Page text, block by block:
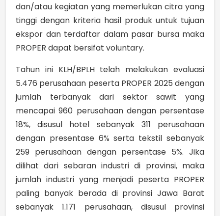
dan/atau kegiatan yang memerlukan citra yang
tinggi dengan kriteria hasil produk untuk tujuan
ekspor dan terdaftar dalam pasar bursa maka
PROPER dapat bersifat voluntary.
Tahun ini KLH/BPLH telah melakukan evaluasi
5.476 perusahaan peserta PROPER 2025 dengan
jumlah terbanyak dari sektor sawit yang
mencapai 960 perusahaan dengan persentase
18%, disusul hotel sebanyak 311 perusahaan
dengan presentase 6% serta tekstil sebanyak
259 perusahaan dengan persentase 5%. Jika
dilihat dari sebaran industri di provinsi, maka
jumlah industri yang menjadi peserta PROPER
paling banyak berada di provinsi Jawa Barat
sebanyak 1.171 perusahaan, disusul provinsi